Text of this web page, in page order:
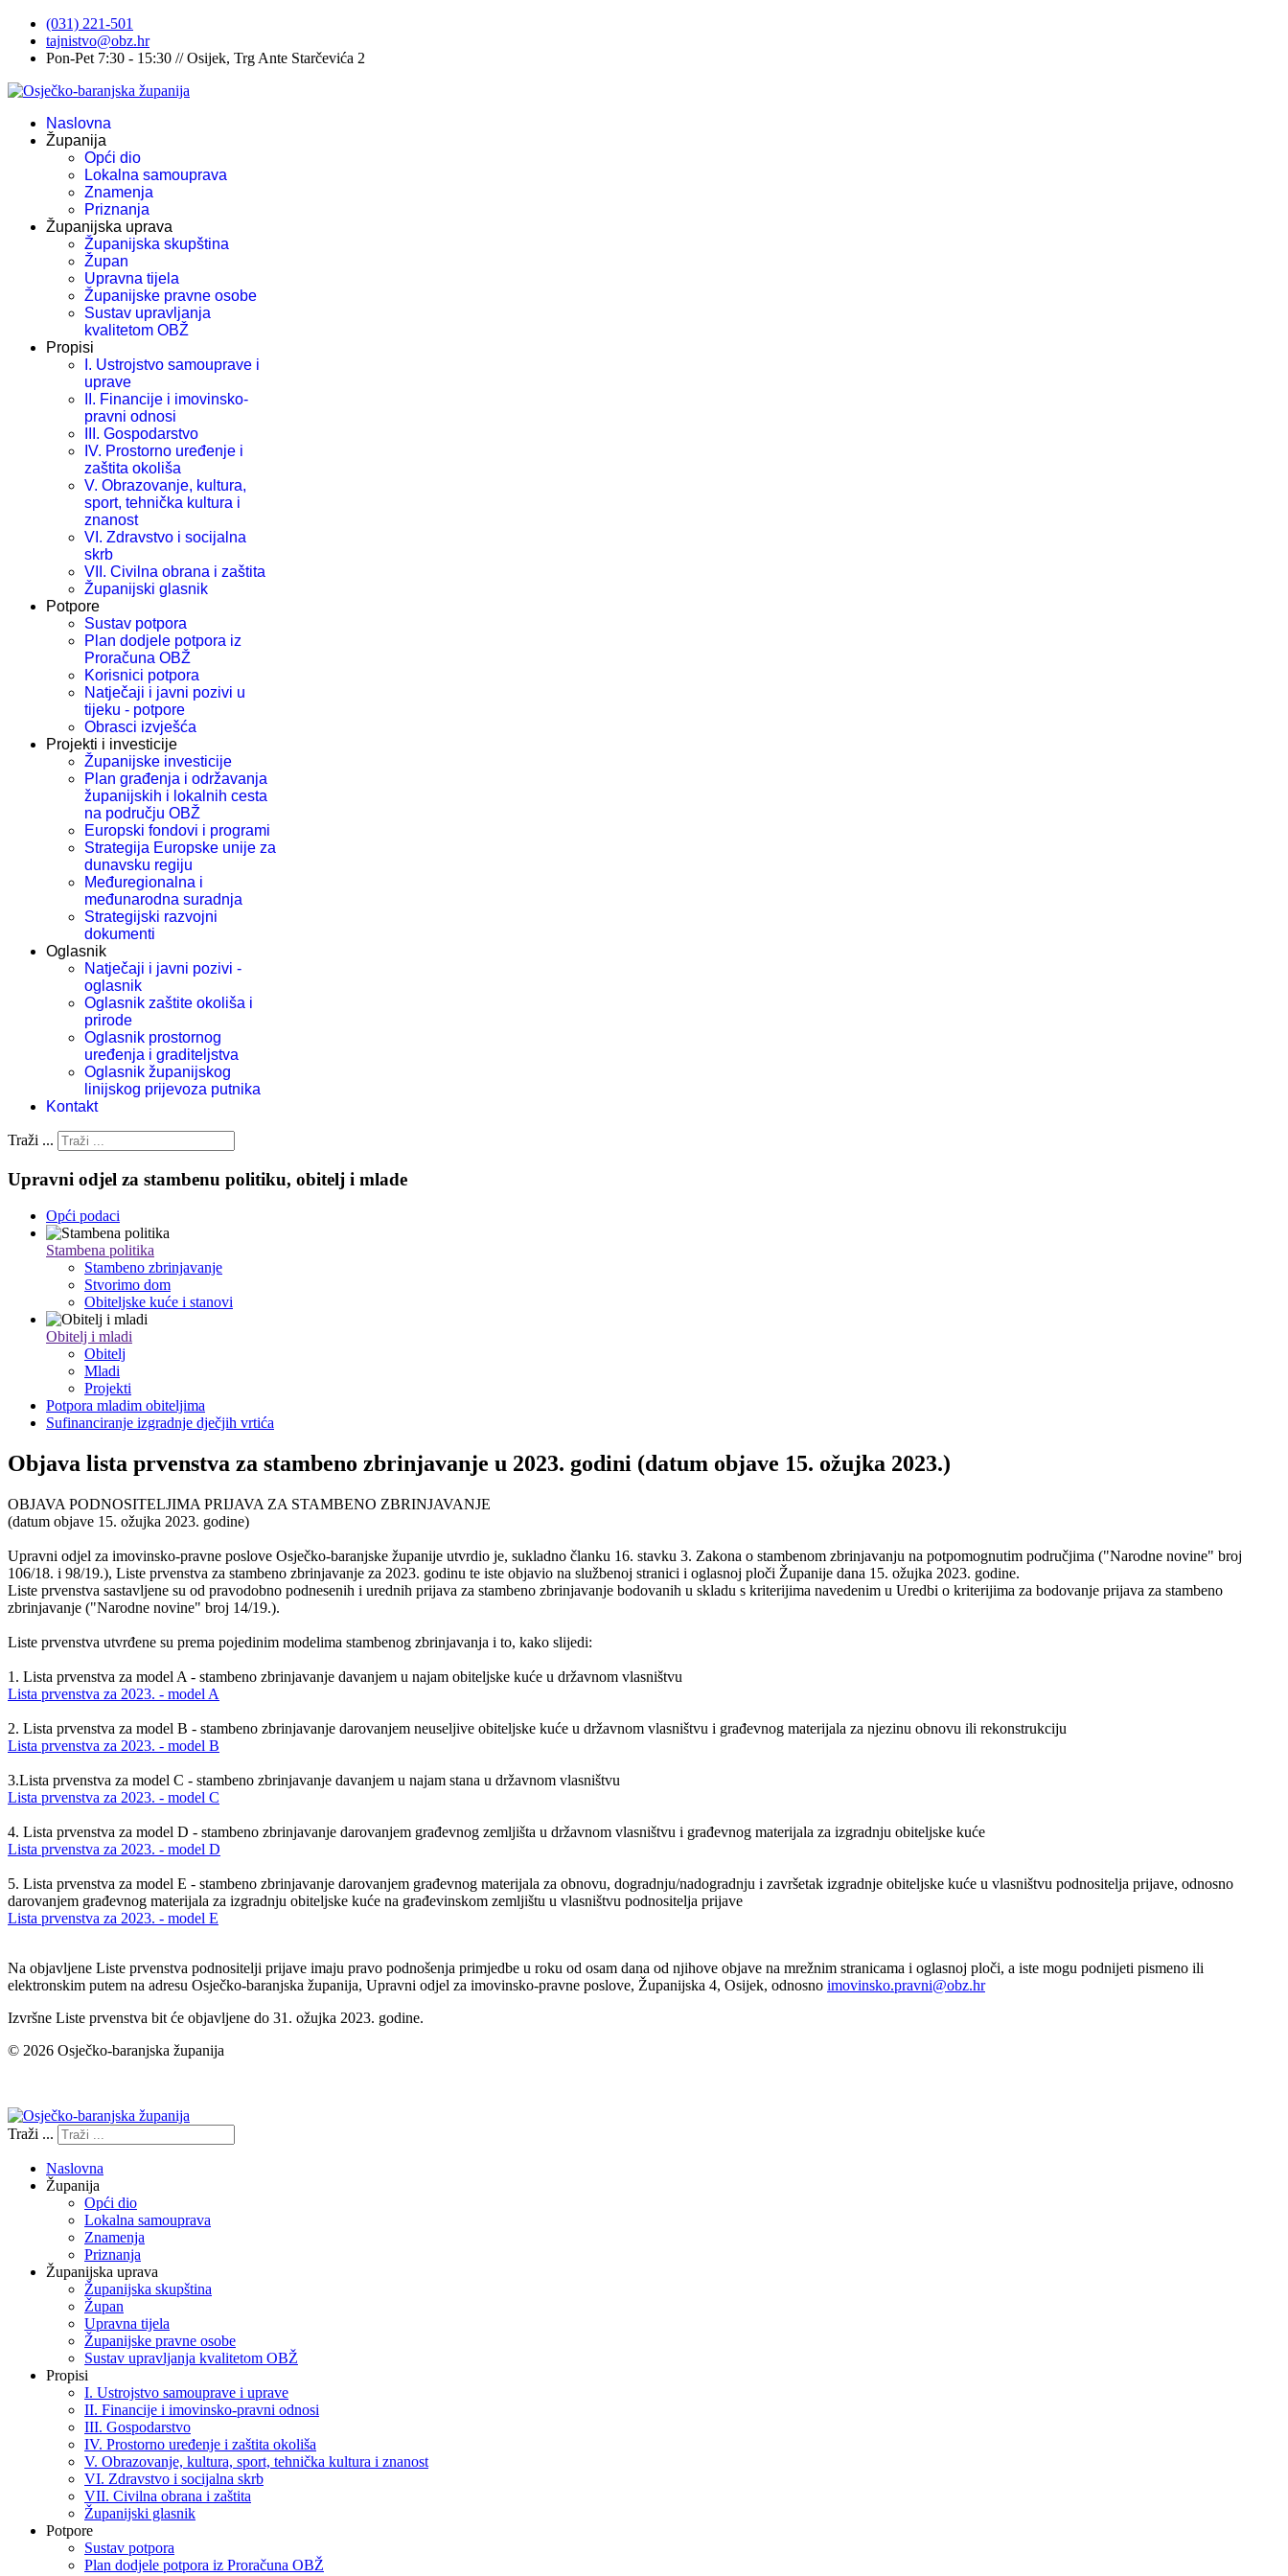
(031) 221-501
tajnistvo@obz.hr
Pon-Pet 7:30 - 15:30 // Osijek, Trg Ante Starčevića 2
Naslovna
Županija
Opći dio
Lokalna samouprava
Znamenja
Priznanja
Županijska uprava
Županijska skupština
Župan
Upravna tijela
Županijske pravne osobe
Sustav upravljanja
kvalitetom OBŽ
Propisi
I. Ustrojstvo samouprave i
uprave
II. Financije i imovinsko-
pravni odnosi
III. Gospodarstvo
IV. Prostorno uređenje i
zaštita okoliša
V. Obrazovanje, kultura,
sport, tehnička kultura i
znanost
VI. Zdravstvo i socijalna
skrb
VII. Civilna obrana i zaštita
Županijski glasnik
Potpore
Sustav potpora
Plan dodjele potpora iz
Proračuna OBŽ
Korisnici potpora
Natječaji i javni pozivi u
tijeku - potpore
Obrasci izvješća
Projekti i investicije
Županijske investicije
Plan građenja i održavanja
županijskih i lokalnih cesta
na području OBŽ
Europski fondovi i programi
Strategija Europske unije za
dunavsku regiju
Međuregionalna i
međunarodna suradnja
Strategijski razvojni
dokumenti
Oglasnik
Natječaji i javni pozivi -
oglasnik
Oglasnik zaštite okoliša i
prirode
Oglasnik prostornog
uređenja i graditeljstva
Oglasnik županijskog
linijskog prijevoza putnika
Kontakt
Traži ...
Upravni odjel za stambenu politiku, obitelj i mlade
Opći podaci
Stambena politika
Stambeno zbrinjavanje
Stvorimo dom
Obiteljske kuće i stanovi
Obitelj i mladi
Obitelj
Mladi
Projekti
Potpora mladim obiteljima
Sufinanciranje izgradnje dječjih vrtića
Objava lista prvenstva za stambeno zbrinjavanje u 2023. godini (datum objave 15. ožujka 2023.)
OBJAVA PODNOSITELJIMA PRIJAVA ZA STAMBENO ZBRINJAVANJE
(datum objave 15. ožujka 2023. godine)
Upravni odjel za imovinsko-pravne poslove Osječko-baranjske županije utvrdio je, sukladno članku 16. stavku 3. Zakona o stambenom zbrinjavanju na potpomognutim područjima ("Narodne novine" broj
106/18. i 98/19.), Liste prvenstva za stambeno zbrinjavanje za 2023. godinu te iste objavio na službenoj stranici i oglasnoj ploči Županije dana 15. ožujka 2023. godine.
Liste prvenstva sastavljene su od pravodobno podnesenih i urednih prijava za stambeno zbrinjavanje bodovanih u skladu s kriterijima navedenim u Uredbi o kriterijima za bodovanje prijava za stambeno
zbrinjavanje ("Narodne novine" broj 14/19.).
Liste prvenstva utvrđene su prema pojedinim modelima stambenog zbrinjavanja i to, kako slijedi:
1. Lista prvenstva za model A - stambeno zbrinjavanje davanjem u najam obiteljske kuće u državnom vlasništvu
Lista prvenstva za 2023. - model A
2. Lista prvenstva za model B - stambeno zbrinjavanje darovanjem neuseljive obiteljske kuće u državnom vlasništvu i građevnog materijala za njezinu obnovu ili rekonstrukciju
Lista prvenstva za 2023. - model B
3.Lista prvenstva za model C - stambeno zbrinjavanje davanjem u najam stana u državnom vlasništvu
Lista prvenstva za 2023. - model C
4. Lista prvenstva za model D - stambeno zbrinjavanje darovanjem građevnog zemljišta u državnom vlasništvu i građevnog materijala za izgradnju obiteljske kuće
Lista prvenstva za 2023. - model D
5. Lista prvenstva za model E - stambeno zbrinjavanje darovanjem građevnog materijala za obnovu, dogradnju/nadogradnju i završetak izgradnje obiteljske kuće u vlasništvu podnositelja prijave, odnosno
darovanjem građevnog materijala za izgradnju obiteljske kuće na građevinskom zemljištu u vlasništvu podnositelja prijave
Lista prvenstva za 2023. - model E
Na objavljene Liste prvenstva podnositelji prijave imaju pravo podnošenja primjedbe u roku od osam dana od njihove objave na mrežnim stranicama i oglasnoj ploči, a iste mogu podnijeti pismeno ili
elektronskim putem na adresu Osječko-baranjska županija, Upravni odjel za imovinsko-pravne poslove, Županijska 4, Osijek, odnosno imovinsko.pravni@obz.hr
Izvršne Liste prvenstva bit će objavljene do 31. ožujka 2023. godine.
© 2026 Osječko-baranjska županija
Traži ...
Naslovna
Županija
Opći dio
Lokalna samouprava
Znamenja
Priznanja
Županijska uprava
Županijska skupština
Župan
Upravna tijela
Županijske pravne osobe
Sustav upravljanja kvalitetom OBŽ
Propisi
I. Ustrojstvo samouprave i uprave
II. Financije i imovinsko-pravni odnosi
III. Gospodarstvo
IV. Prostorno uređenje i zaštita okoliša
V. Obrazovanje, kultura, sport, tehnička kultura i znanost
VI. Zdravstvo i socijalna skrb
VII. Civilna obrana i zaštita
Županijski glasnik
Potpore
Sustav potpora
Plan dodjele potpora iz Proračuna OBŽ